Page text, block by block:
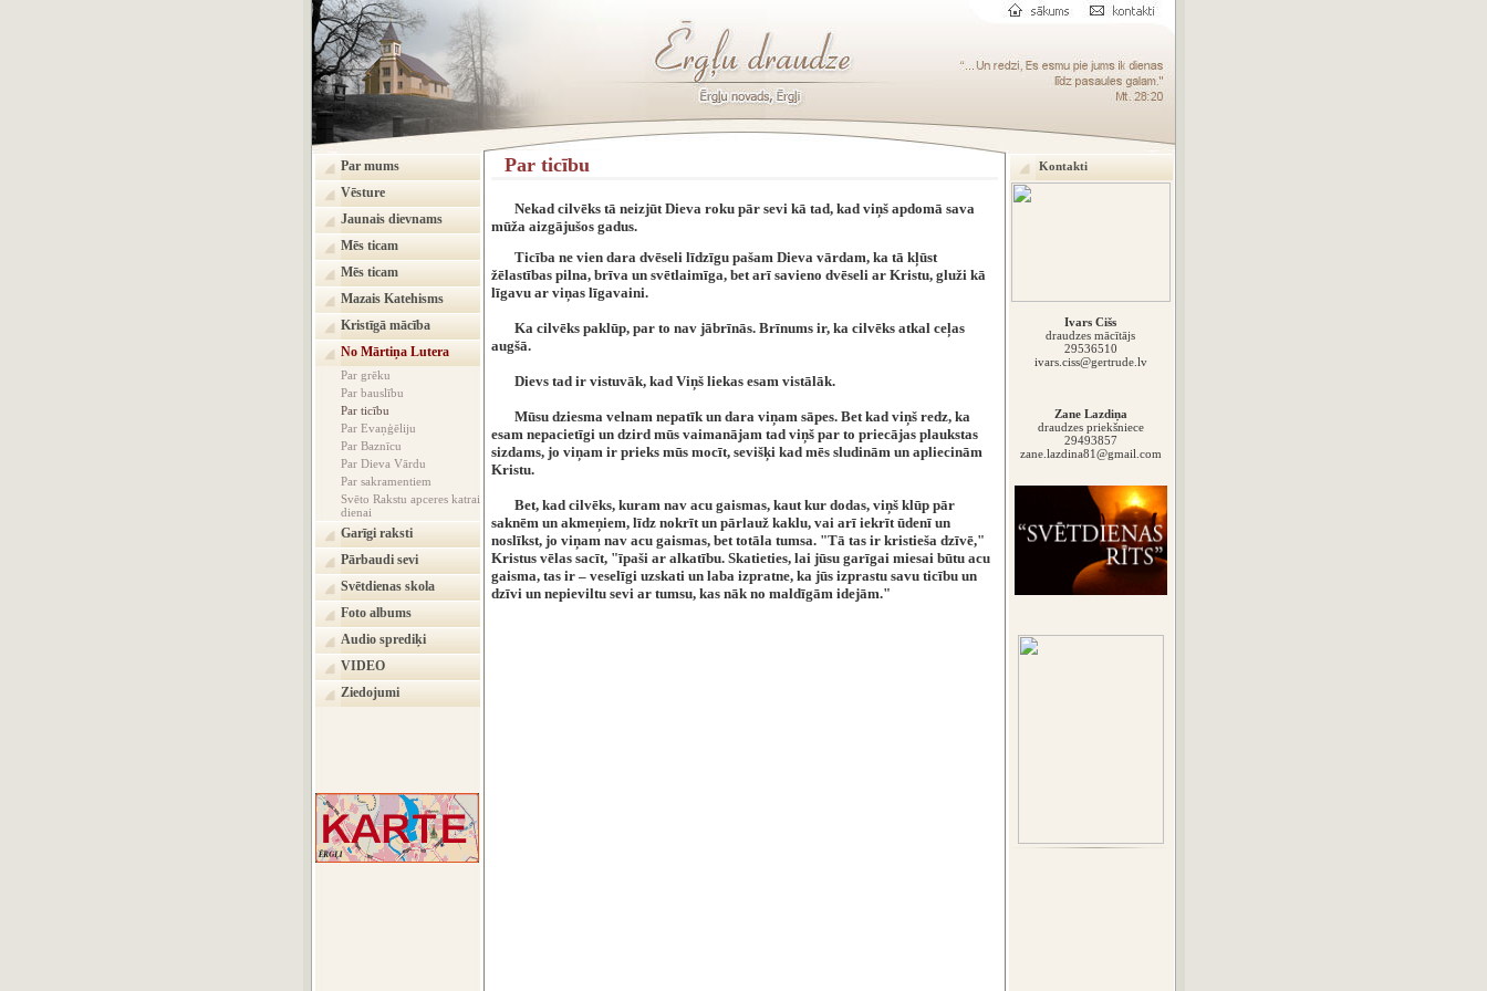
Par mums
Vēsture
Jaunais dievnams
Mēs ticam
Mēs ticam
Mazais Katehisms
Kristīgā mācība
No Mārtiņa Lutera
Par grēku
Par bauslību
Par ticību
Par Evaņģēliju
Par Baznīcu
Par Dieva Vārdu
Par sakramentiem
Svēto Rakstu apceres katrai
dienai
Garīgi raksti
Pārbaudi sevi
Svētdienas skola
Foto albums
Audio sprediķi
VIDEO
Ziedojumi
Par ticību
Nekad cilvēks tā neizjūt Dieva roku pār sevi kā tad, kad viņš apdomā sava
mūža aizgājušos gadus.
Ticība ne vien dara dvēseli līdzīgu pašam Dieva vārdam, ka tā kļūst
žēlastības pilna, brīva un svētlaimīga, bet arī savieno dvēseli ar Kristu, gluži kā
līgavu ar viņas līgavaini.
Ka cilvēks paklūp, par to nav jābrīnās. Brīnums ir, ka cilvēks atkal ceļas
augšā.
Dievs tad ir vistuvāk, kad Viņš liekas esam vistālāk.
Mūsu dziesma velnam nepatīk un dara viņam sāpes. Bet kad viņš redz, ka
esam nepacietīgi un dzird mūs vaimanājam tad viņš par to priecājas plaukstas
sizdams, jo viņam ir prieks mūs mocīt, sevišķi kad mēs sludinām un apliecinām
Kristu.
Bet, kad cilvēks, kuram nav acu gaismas, kaut kur dodas, viņš klūp pār
saknēm un akmeņiem, līdz nokrīt un pārlauž kaklu, vai arī iekrīt ūdenī un
noslīkst, jo viņam nav acu gaismas, bet totāla tumsa. "Tā tas ir kristieša dzīvē,"
Kristus vēlas sacīt, "īpaši ar alkatību. Skatieties, lai jūsu garīgai miesai būtu acu
gaisma, tas ir – veselīgi uzskati un laba izpratne, ka jūs izprastu savu ticību un
dzīvi un nepieviltu sevi ar tumsu, kas nāk no maldīgām idejām."
Kontakti
Ivars Cišs
draudzes mācītājs
29536510
ivars.ciss@gertrude.lv
Zane Lazdiņa
draudzes priekšniece
29493857
zane.lazdina81@gmail.com